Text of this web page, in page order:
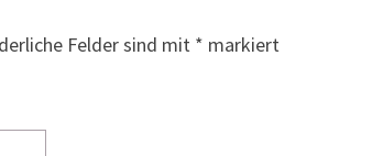
Felder sind mit * markiert